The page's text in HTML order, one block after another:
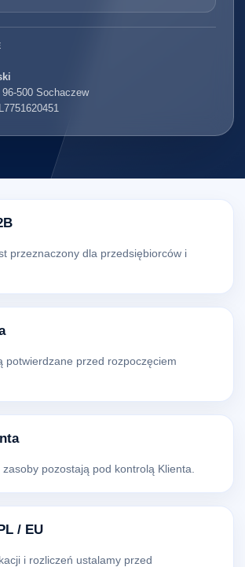
500 Sochaczew
przeznaczony dla przedsiębiorców i
potwierdzane przed rozpoczęciem
pozostają pod kontrolą Klienta.
/ EU
i rozliczeń ustalamy przed